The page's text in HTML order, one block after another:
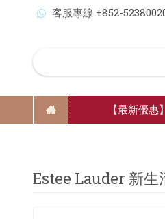
客服專線 +852-
【最新優惠】
Estee Lauder 新生